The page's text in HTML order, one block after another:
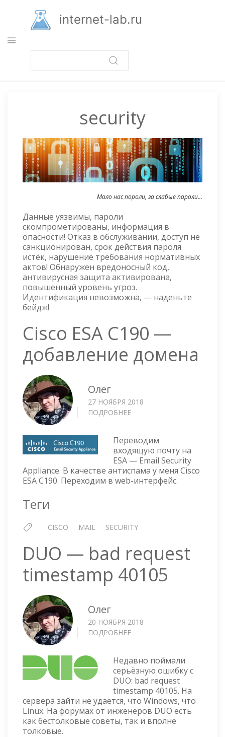
основному
содержанию
internet-lab.ru
security
Мало нас пороли, за слабые пароли...
Данные уязвимы, пароли
скомпрометированы, информация в
опасности! Отказ в обслуживании, доступ не
санкционирован, срок действия пароля
истёк, нарушение требования нормативных
актов! Обнаружен вредоносный код,
антивирусная защита активирована,
повышенный уровень угроз.
Идентификация невозможна, — наденьте
бейдж!
Cisco ESA C190 —
добавление домена
Олег
27 НОЯБРЯ 2018
ПОДРОБНЕЕ
C190
—
ДОБАВЛЕНИЕ
ДОМЕНА
Переводим
входящую почту на
ESA — Email Security
Appliance. В качестве антиспама у меня Cisco
ESA C190. Переходим в web-интерфейс.
Теги
CISCO MAIL SECURITY
DUO — bad request
timestamp 40105
Олег
20 НОЯБРЯ 2018
ПОДРОБНЕЕ
BAD
REQUEST
TIMESTAMP
40105
Недавно поймали
серьёзную ошибку с
DUO: bad request
timestamp 40105. На
сервера зайти не удаётся, что Windows, что
Linux. На форумах от инженеров DUO есть
как бестолковые советы, так и вполне
толковые.